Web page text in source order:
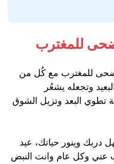
للمغترب
للمغترب مع كُل من
وتجعله يشعُر
تطوي البعد وتزيل الشوق
وينور حياتك، عيد
عني وكل عام وانت النبض